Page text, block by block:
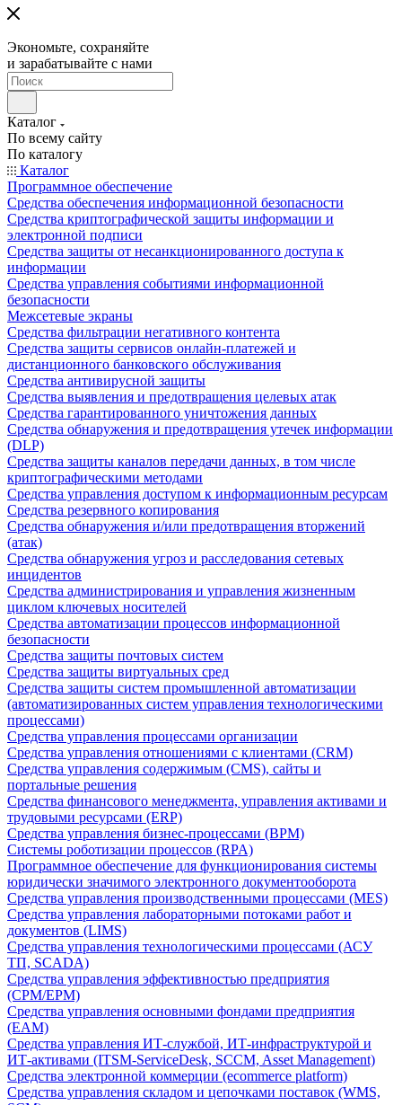
Экономьте, сохраняйте
и зарабатывайте с нами
Каталог
По всему сайту
По каталогу
Каталог
Программное обеспечение
Средства обеспечения информационной безопасности
Средства криптографической защиты информации и
электронной подписи
Средства защиты от несанкционированного доступа к
информации
Средства управления событиями информационной
безопасности
Межсетевые экраны
Средства фильтрации негативного контента
Средства защиты сервисов онлайн-платежей и
дистанционного банковского обслуживания
Средства антивирусной защиты
Средства выявления и предотвращения целевых атак
Средства гарантированного уничтожения данных
Средства обнаружения и предотвращения утечек информации
(DLP)
Средства защиты каналов передачи данных, в том числе
криптографическими методами
Средства управления доступом к информационным ресурсам
Средства резервного копирования
Средства обнаружения и/или предотвращения вторжений
(атак)
Средства обнаружения угроз и расследования сетевых
инцидентов
Средства администрирования и управления жизненным
циклом ключевых носителей
Средства автоматизации процессов информационной
безопасности
Средства защиты почтовых систем
Средства защиты виртуальных сред
Средства защиты систем промышленной автоматизации
(автоматизированных систем управления технологическими
процессами)
Средства управления процессами организации
Средства управления отношениями с клиентами (CRM)
Средства управления содержимым (CMS), сайты и
портальные решения
Средства финансового менеджмента, управления активами и
трудовыми ресурсами (ERP)
Средства управления бизнес-процессами (BPM)
Системы роботизации процессов (RPA)
Программное обеспечение для функционирования системы
юридически значимого электронного документооборота
Средства управления производственными процессами (MES)
Средства управления лабораторными потоками работ и
документов (LIMS)
Средства управления технологическими процессами (АСУ
ТП, SCADA)
Средства управления эффективностью предприятия
(CPM/EPM)
Средства управления основными фондами предприятия
(EAM)
Средства управления ИТ-службой, ИТ-инфраструктурой и
ИТ-активами (ITSM-ServiceDesk, SCCM, Asset Management)
Средства электронной коммерции (ecommerce platform)
Средства управления складом и цепочками поставок (WMS,